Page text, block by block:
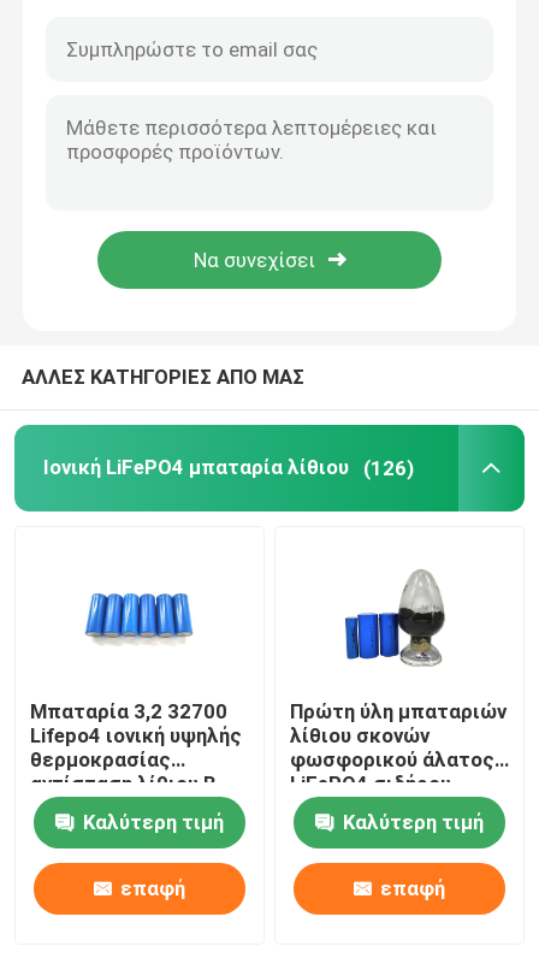
ΑΛΛΕΣ ΚΑΤΗΓΟΡΙΕΣ ΑΠΟ ΜΑΣ
Ιονική LiFePO4 μπαταρία λίθιου (126)
Μπαταρία 3,2 32700
Lifepo4 ιονική υψηλής
θερμοκρασίας
αντίσταση λίθιου Β
6000mah
Καλύτερη τιμή
επαφή
Πρώτη ύλη μπαταριών
λίθιου σκονών
φωσφορικού άλατος
LiFePO4 σιδήρου
λίθιου σκονών
μπαταριών Lithiumi
Καλύτερη τιμή
επαφή